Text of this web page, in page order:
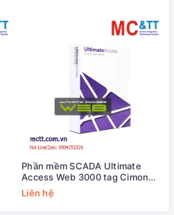
Phần mềm SCADA Ultimate
Access Web 3000 tag Cimon
UA02-3000/DS
Liên hệ